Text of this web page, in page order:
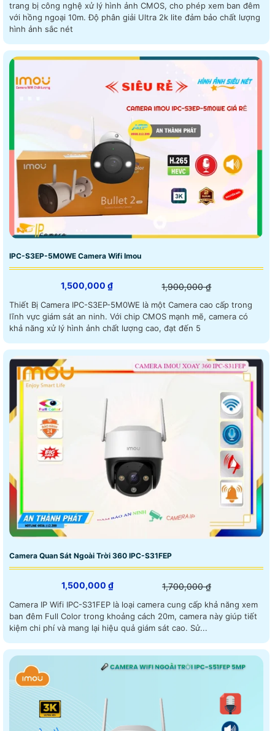
trang bị công nghệ xử lý hình ảnh CMOS, cho phép xem ban đêm
với hồng ngoại 10m. Độ phân giải Ultra 2k lite đảm bảo chất lượng
hình ảnh sắc nét
IPC-S3EP-5M0WE Camera Wifi Imou
1,500,000 ₫ 1,900,000 ₫
Thiết Bị Camera IPC-S3EP-5M0WE là một Camera cao cấp trong
lĩnh vực giám sát an ninh. Với chip CMOS mạnh mẽ, camera có
khả năng xử lý hình ảnh chất lượng cao, đạt đến 5
Camera Quan Sát Ngoài Trời 360 IPC-S31FEP
1,500,000 ₫ 1,700,000 ₫
Camera IP Wifi IPC-S31FEP là loại camera cung cấp khả năng xem
ban đêm Full Color trong khoảng cách 20m, camera này giúp tiết
kiệm chi phí và mang lại hiệu quả giám sát cao. Sử...